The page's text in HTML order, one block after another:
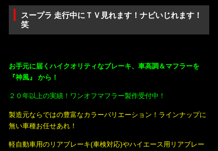
スープラ 走行中にＴＶ見れます！ナビいじれます！
笑
お手元に届くハイクオリティなブレーキ、車高調＆マフラーを
『神風』 から！
２０年以上の実績！ワンオフマフラー製作受付中！
製造元ならではの豊富なカラーバリエーション！ラインナップに
無い車種お任せあれ！
軽自動車用のリアブレーキ(車検対応)やハイエース用リアブレー